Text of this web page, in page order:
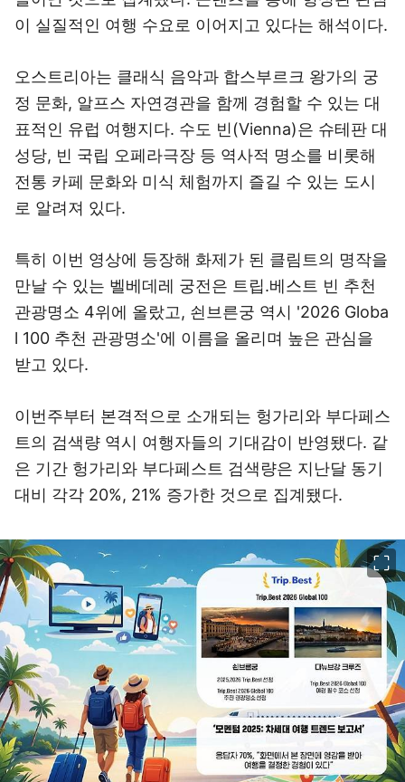
이 실질적인 여행 수요로 이어지고 있다는 해석이다.
오스트리아는 클래식 음악과 합스부르크 왕가의 궁
정 문화, 알프스 자연경관을 함께 경험할 수 있는 대
표적인 유럽 여행지다. 수도 빈(Vienna)은 슈테판 대
성당, 빈 국립 오페라극장 등 역사적 명소를 비롯해
전통 카페 문화와 미식 체험까지 즐길 수 있는 도시
로 알려져 있다.
특히 이번 영상에 등장해 화제가 된 클림트의 명작을
만날 수 있는 벨베데레 궁전은 트립.베스트 빈 추천
관광명소 4위에 올랐고, 쇤브른궁 역시 '2026 Globa
l 100 추천 관광명소'에 이름을 올리며 높은 관심을
받고 있다.
이번주부터 본격적으로 소개되는 헝가리와 부다페스
트의 검색량 역시 여행자들의 기대감이 반영됐다. 같
은 기간 헝가리와 부다페스트 검색량은 지난달 동기
대비 각각 20%, 21% 증가한 것으로 집계됐다.